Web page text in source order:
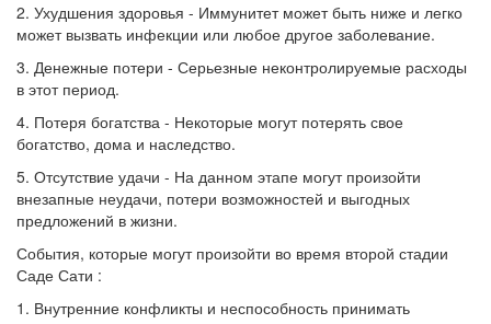
2. Ухудшения здоровья - Иммунитет может быть ниже и легко
может вызвать инфекции или любое другое заболевание.
3. Денежные потери - Серьезные неконтролируемые расходы
в этот период.
4. Потеря богатства - Некоторые могут потерять свое
богатство, дома и наследство.
5. Отсутствие удачи - На данном этапе могут произойти
внезапные неудачи, потери возможностей и выгодных
предложений в жизни.
События, которые могут произойти во время второй стадии
Саде Сати :
1. Внутренние конфликты и неспособность принимать